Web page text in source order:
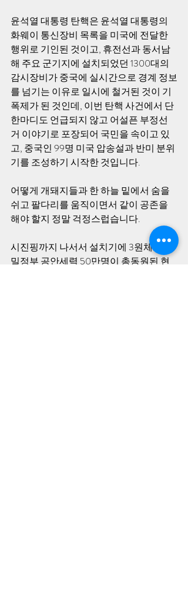
윤석열 대통령 탄핵은 윤석열 대통령의
화웨이 통신장비 목록을 미국에 전달한
행위로 기인된 것이고, 휴전선과 동서남
해 주요 군기지에 설치되었던 1300대의
감시장비가 중국에 실시간으로 경계 정보
를 넘기는 이유로 일시에 철거된 것이 기
폭제가 된 것인데, 이번 탄핵 사건에서 단
한마디도 언급되지 않고 어설픈 부정선
거 이야기로 포장되어 국민을 속이고 있
고, 중국인 99명 미국 압송설과 반미 분위
기를 조성하기 시작한 것입니다.
어떻게 개돼지들과 한 하늘 밑에서 숨을
쉬고 팔다리를 움직이면서 같이 공존을
해야 할지 정말 걱정스럽습니다.
시진핑까지 나서서 설치기에 3원체제 비
밀정부 공안세력 50만명이 총동원된 현